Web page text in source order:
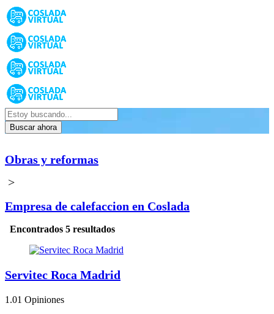
Buscar ahora
Obras y reformas
>
Empresa de calefaccion en Coslada
Encontrados 5 resultados
Servitec Roca Madrid
1.01 Opiniones